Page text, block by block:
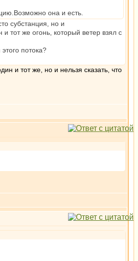
она и есть.
субстанция, но и
тот же огонь, который ветер взял с
потока?
и тот же, но и нельзя сказать, что